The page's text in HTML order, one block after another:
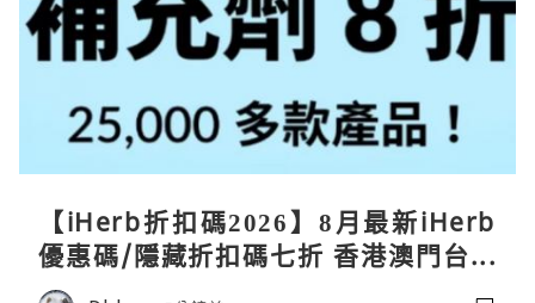
【iHerb折扣碼2026】8月最新iHerb
優惠碼/隱藏折扣碼七折 香港澳門台灣
新加坡iherb code 30％ off